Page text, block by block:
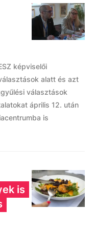
képviselői
alatt és azt
választások
április 12. után
is
is